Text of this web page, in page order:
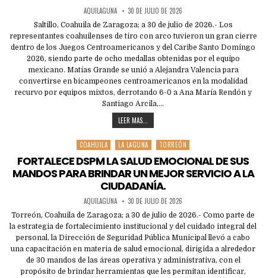
AQUILAGUNA 30 DE JULIO DE 2026
Saltillo, Coahuila de Zaragoza; a 30 de julio de 2026.- Los
representantes coahuilenses de tiro con arco tuvieron un gran cierre
dentro de los Juegos Centroamericanos y del Caribe Santo Domingo
2026, siendo parte de ocho medallas obtenidas por el equipo
mexicano. Matías Grande se unió a Alejandra Valencia para
convertirse en bicampeones centroamericanos en la modalidad
recurvo por equipos mixtos, derrotando 6-0 a Ana María Rendón y
Santiago Arcila,…
LEER MAS...
Posted
in
COAHUILA LA LAGUNA TORREÓN
FORTALECE DSPM LA SALUD EMOCIONAL DE SUS
MANDOS PARA BRINDAR UN MEJOR SERVICIO A LA
CIUDADANÍA.
AQUILAGUNA 30 DE JULIO DE 2026
Torreón, Coahuila de Zaragoza; a 30 de julio de 2026.- Como parte de
la estrategia de fortalecimiento institucional y del cuidado integral del
personal, la Dirección de Seguridad Pública Municipal llevó a cabo
una capacitación en materia de salud emocional, dirigida a alrededor
de 30 mandos de las áreas operativa y administrativa, con el
propósito de brindar herramientas que les permitan identificar,